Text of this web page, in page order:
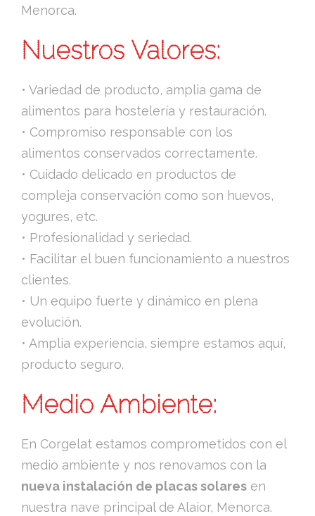
Menorca.
Nuestros Valores:
• Variedad de producto, amplia gama de
alimentos para hostelería y restauración.
• Compromiso responsable con los
alimentos conservados correctamente.
• Cuidado delicado en productos de
compleja conservación como son huevos,
yogures, etc.
• Profesionalidad y seriedad.
• Facilitar el buen funcionamiento a nuestros
clientes.
• Un equipo fuerte y dinámico en plena
evolución.
• Amplia experiencia, siempre estamos aquí,
producto seguro.
Medio Ambiente:
En Corgelat estamos comprometidos con el
medio ambiente y nos renovamos con la
nueva instalación de placas solares en
nuestra nave principal de Alaior, Menorca.